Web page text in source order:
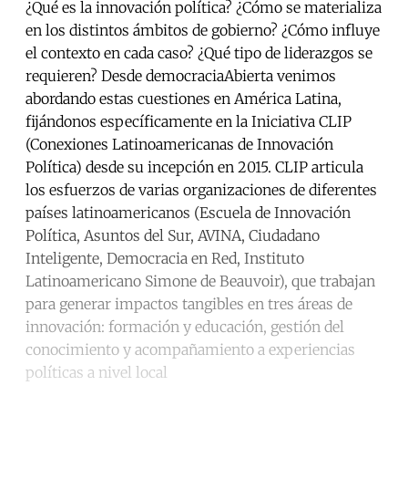
¿Qué es la innovación política? ¿Cómo se materializa
en los distintos ámbitos de gobierno? ¿Cómo influye
el contexto en cada caso? ¿Qué tipo de liderazgos se
requieren? Desde democraciaAbierta venimos
abordando estas cuestiones en América Latina,
fijándonos específicamente en la Iniciativa CLIP
(Conexiones Latinoamericanas de Innovación
Política) desde su incepción en 2015. CLIP articula
los esfuerzos de varias organizaciones de diferentes
países latinoamericanos (Escuela de Innovación
Política, Asuntos del Sur, AVINA, Ciudadano
Inteligente, Democracia en Red, Instituto
Latinoamericano Simone de Beauvoir), que trabajan
para generar impactos tangibles en tres áreas de
innovación: formación y educación, gestión del
conocimiento y acompañamiento a experiencias
políticas a nivel local